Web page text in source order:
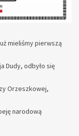
mieliśmy pierwszą
Dudy, odbyło się
Orzeszkowej,
narodową